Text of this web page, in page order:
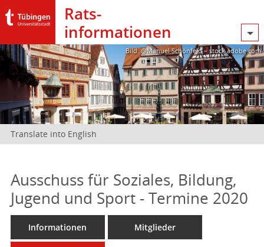
Rats­
informationen
Bild: @Manuel Schönfeld – stock.adobe.com
Translate into English
Ausschuss für Soziales, Bildung,
Jugend und Sport - Termine 2020
Informationen Mitglieder